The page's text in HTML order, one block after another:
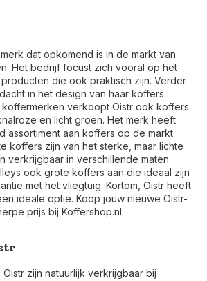
dat opkomend is in de markt van
Het bedrijf focust zich vooral op het
die ook praktisch zijn. Verder
in het design van haar koffers.
verkoopt Oistr ook koffers
en licht groen. Het merk heeft
assortiment aan koffers op de markt
koffers zijn van het sterke, maar lichte
verkrijgbaar in verschillende maten.
ook grote koffers aan die ideaal zijn
met het vliegtuig. Kortom, Oistr heeft
ideale optie. Koop jouw nieuwe Oistr-
prijs bij Koffershop.nl
zijn natuurlijk verkrijgbaar bij